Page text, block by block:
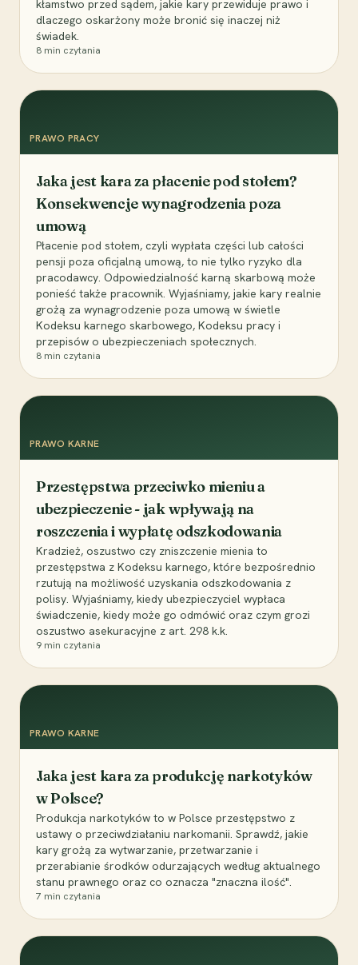
kłamstwo przed sądem, jakie kary przewiduje prawo i
dlaczego oskarżony może bronić się inaczej niż
świadek.
8 min czytania
PRAWO PRACY
Jaka jest kara za płacenie pod stołem?
Konsekwencje wynagrodzenia poza
umową
Płacenie pod stołem, czyli wypłata części lub całości
pensji poza oficjalną umową, to nie tylko ryzyko dla
pracodawcy. Odpowiedzialność karną skarbową może
ponieść także pracownik. Wyjaśniamy, jakie kary realnie
grożą za wynagrodzenie poza umową w świetle
Kodeksu karnego skarbowego, Kodeksu pracy i
przepisów o ubezpieczeniach społecznych.
8 min czytania
PRAWO KARNE
Przestępstwa przeciwko mieniu a
ubezpieczenie - jak wpływają na
roszczenia i wypłatę odszkodowania
Kradzież, oszustwo czy zniszczenie mienia to
przestępstwa z Kodeksu karnego, które bezpośrednio
rzutują na możliwość uzyskania odszkodowania z
polisy. Wyjaśniamy, kiedy ubezpieczyciel wypłaca
świadczenie, kiedy może go odmówić oraz czym grozi
oszustwo asekuracyjne z art. 298 k.k.
9 min czytania
PRAWO KARNE
Jaka jest kara za produkcję narkotyków
w Polsce?
Produkcja narkotyków to w Polsce przestępstwo z
ustawy o przeciwdziałaniu narkomanii. Sprawdź, jakie
kary grożą za wytwarzanie, przetwarzanie i
przerabianie środków odurzających według aktualnego
stanu prawnego oraz co oznacza "znaczna ilość".
7 min czytania